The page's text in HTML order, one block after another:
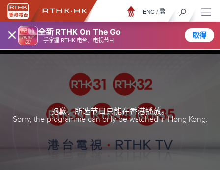
× 全新 RTHK On The Go
一手掌握 RTHK 电台、电视节目
取得
ENG / 繁
抱歉，所选节目只能在香港播放。
Sorry, the programme can only be watched in Hong Kong.